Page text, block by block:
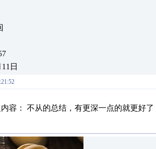
日
内容： 不从的总结，有更深一点的就更好了